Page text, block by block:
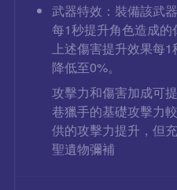
武器特效：裝備該武
每1秒提升角色造成的
上述傷害提升效果每
降低至0%。
攻擊力和傷害加成可
巷獵手的基礎攻擊力
供的攻擊力提升，但
聖遺物彌補